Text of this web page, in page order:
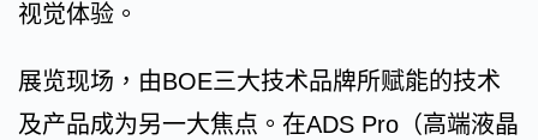
视觉体验。
展览现场，由BOE三大技术品牌所赋能的技术
及产品成为另一大焦点。在ADS Pro（高端液晶